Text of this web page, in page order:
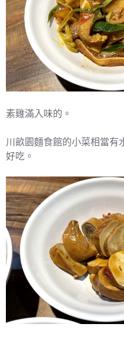
素雞滿入味的。
川畝園麵食館的小菜相當有
好吃。